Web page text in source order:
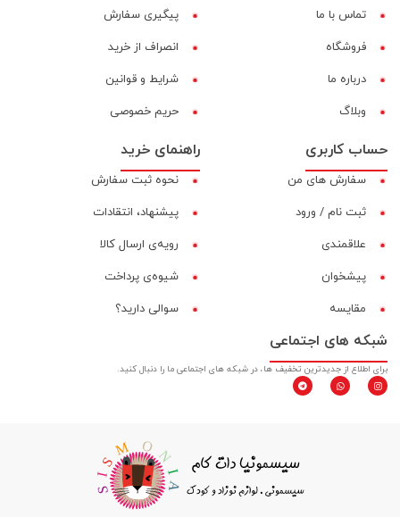
تماس با ما
فروشگاه
درباره ما
وبلاگ
پیگیری سفارش
انصراف از خرید
شرایط و قوانین
حریم خصوصی
حساب کاربری
سفارش های من
ثبت نام / ورود
علاقمندی
پیشخوان
مقایسه‌
راهنمای خرید
نحوه ثبت سفارش
پیشنهاد، انتقادات
رویه‌ی ارسال کالا
شیوه‌ی پرداخت
سوالی دارید؟
شبکه های اجتماعی
برای اطلاع از جدیدترین تخفیف ها، در شبکه های اجتماعی ما را دنبال کنید.